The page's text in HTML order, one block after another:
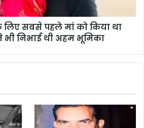
लिए सबसे पहले मां को किया था
भी निभाई थी अहम भूमिका